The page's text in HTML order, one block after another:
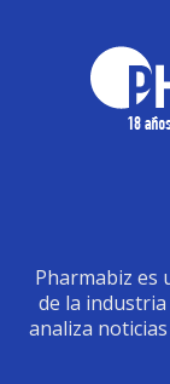
Pharmabiz es
de la
analiza